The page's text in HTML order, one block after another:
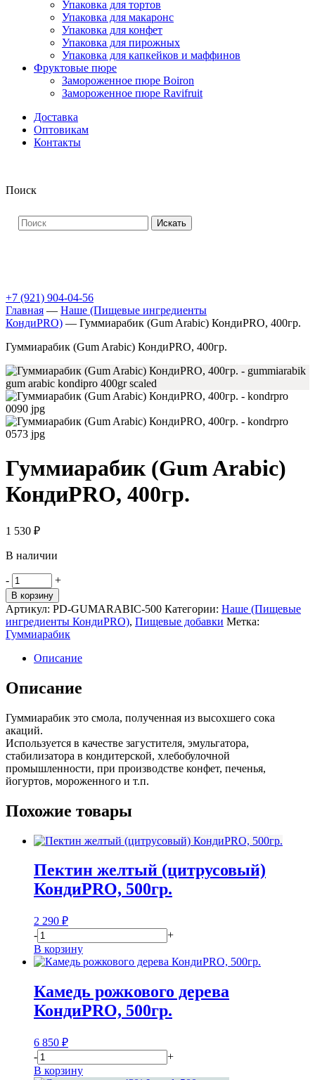
Упаковка для тортов
Упаковка для макаронс
Упаковка для конфет
Упаковка для пирожных
Упаковка для капкейков и маффинов
Фруктовые пюре
Замороженное пюре Boiron
Замороженное пюре Ravifruit
Доставка
Оптовикам
Контакты
Поиск
Искать
+7 (921) 904-04-56
Главная — Наше (Пищевые ингредиенты
КондиPRO) — Гуммиарабик (Gum Arabic) КондиPRO, 400гр.
Гуммиарабик (Gum Arabic) КондиPRO, 400гр.
Гуммиарабик (Gum Arabic)
КондиPRO, 400гр.
1 530 ₽
В наличии
Количество
товара
Гуммиарабик
(Gum
Arabic)
КондиPRO,
400гр.
- +
В корзину
Артикул: PD-GUMARABIC-500 Категории: Наше (Пищевые
ингредиенты КондиPRO), Пищевые добавки Метка:
Гуммиарабик
Описание
Описание
Гуммиарабик это смола, полученная из высохшего сока
акаций.
Используется в качестве загустителя, эмульгатора,
стабилизатора в кондитерской, хлебобулочной
промышленности, при производстве конфет, печенья,
йогуртов, мороженного и т.п.
Похожие товары
Пектин желтый (цитрусовый)
КондиPRO, 500гр.
2 290 ₽
-
+
В корзину
Камедь рожкового дерева
КондиPRO, 500гр.
6 850 ₽
-
+
В корзину